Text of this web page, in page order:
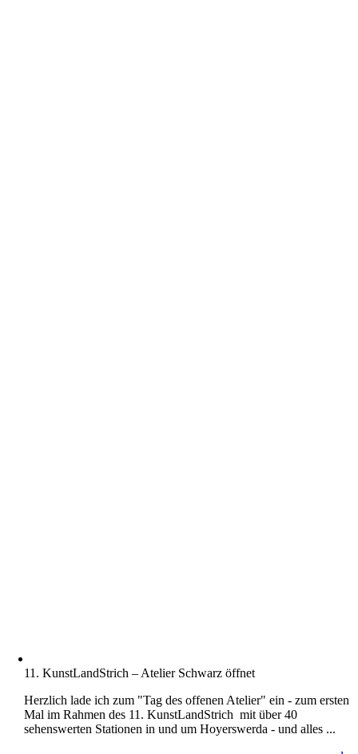
11. KunstLandStrich – Atelier Schwarz öffnet
Herzlich lade ich zum "Tag des offenen Atelier" ein - zum ersten
Mal im Rahmen des 11. KunstLandStrich mit über 40
sehenswerten Stationen in und um Hoyerswerda - und alles ...